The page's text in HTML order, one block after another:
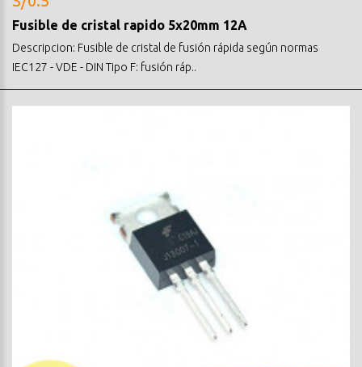
Fusible de cristal rapido 5x20mm 12A
Descripcion: Fusible de cristal de fusión rápida según normas
IEC127 - VDE - DIN Tipo F: fusión ráp..